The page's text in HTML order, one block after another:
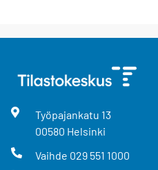
Työpajankatu 13
00580 Helsinki
Vaihde 029 551 1000